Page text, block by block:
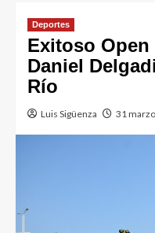
Deportes
Exitoso
Daniel
Río
Luis Sigüenza 31